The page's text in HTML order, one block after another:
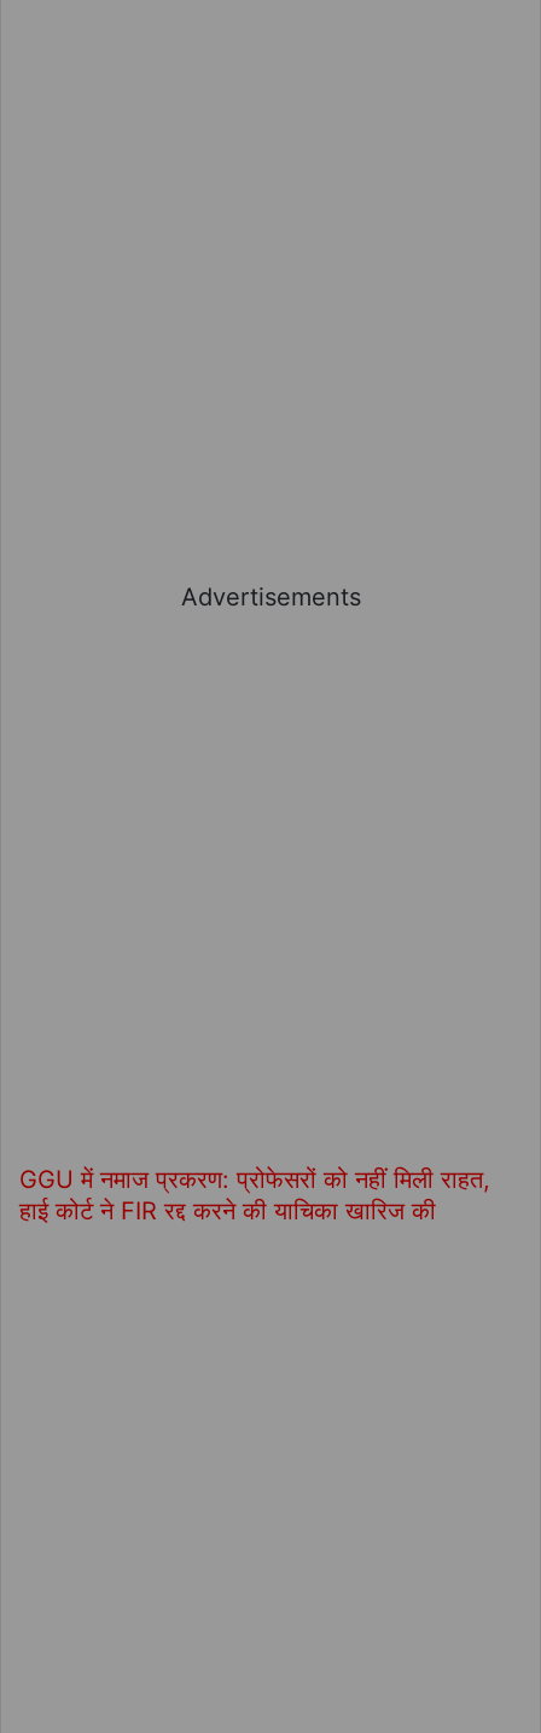
Advertisements
GGU में नमाज प्रकरण: प्रोफेसरों को नहीं मिली राहत,
हाई कोर्ट ने FIR रद्द करने की याचिका खारिज की